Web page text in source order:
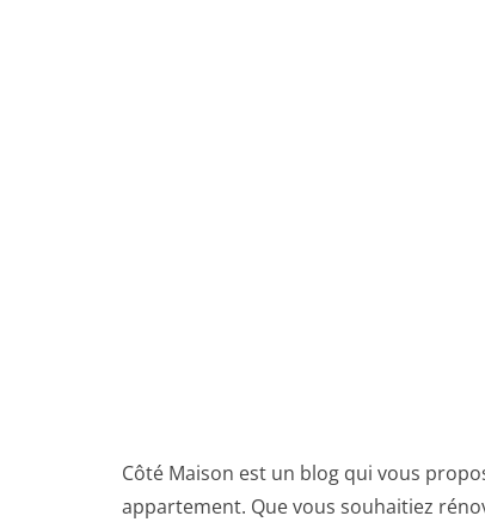
Côté Maison est un blog qui vous
appartement. Que vous souhaitiez